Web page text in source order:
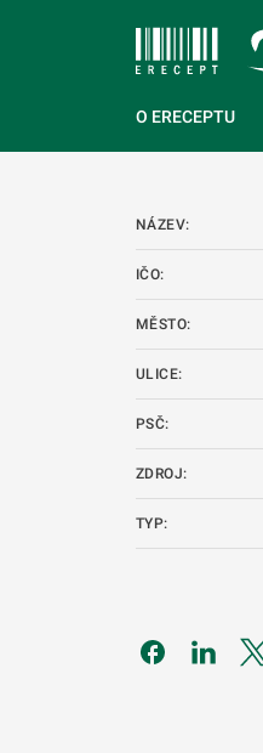
O ERECEPTU
NÁZEV:
IČO:
MĚSTO:
ULICE:
PSČ:
ZDROJ:
TYP:
Odkaz se